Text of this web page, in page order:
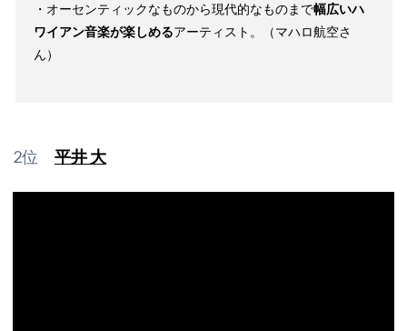
・オーセンティックなものから現代的なものまで幅広いハ
ワイアン音楽が楽しめるアーティスト。（マハロ航空さ
ん）
2位 平井 大